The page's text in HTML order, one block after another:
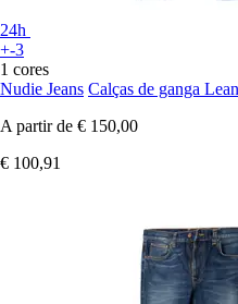
24h
+-3
1 cores
Nudie Jeans Calças de ganga
A partir de € 150,00
€ 100,91